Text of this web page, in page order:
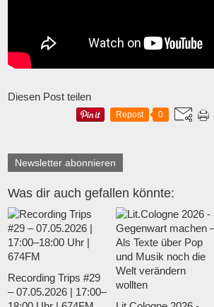
Diesen Post teilen
Repost 0
Newsletter abonnieren
Was dir auch gefallen könnte:
Recording Trips #29
– 07.05.2026 | 17:00–